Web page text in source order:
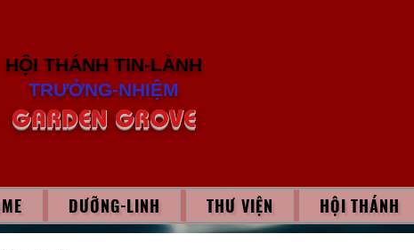
HỘI THÁNH TIN-LÀNH
TRƯỞNG-NHIỆM
GARDEN GROVE
DƯỠNG-LINH THƯ VIỆN HỘI THÁNH